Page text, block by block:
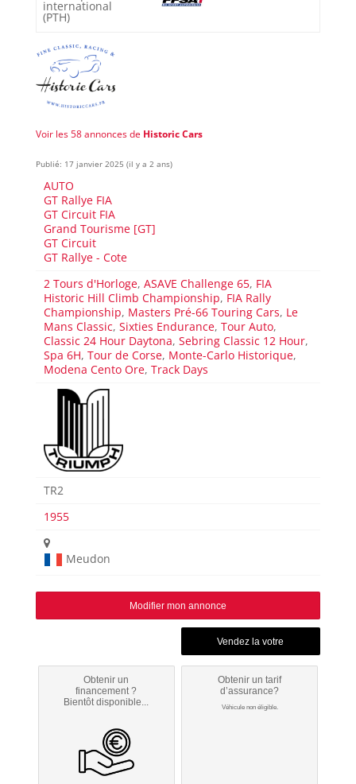
international
(PTH)
Voir les 58 annonces de Historic Cars
Publié: 17 janvier 2025 (il y a 2 ans)
AUTO
GT Rallye FIA
GT Circuit FIA
Grand Tourisme [GT]
GT Circuit
GT Rallye - Cote
2 Tours d'Horloge,ASAVE Challenge 65, FIA
Historic Hill Climb Championship, FIA Rally
Championship, Masters Pré-66 Touring Cars, Le
Mans Classic,Sixties Endurance,Tour Auto,
Classic 24 Hour Daytona,Sebring Classic 12 Hour,
Spa 6H,Tour de Corse, Monte-Carlo Historique,
Modena Cento Ore,Track Days
TR2
1955
Meudon
Modifier mon annonce
Obtenir un
financement ?
Bientôt disponible...
Obtenir un tarif
d’assurance?
Véhicule non éligible.